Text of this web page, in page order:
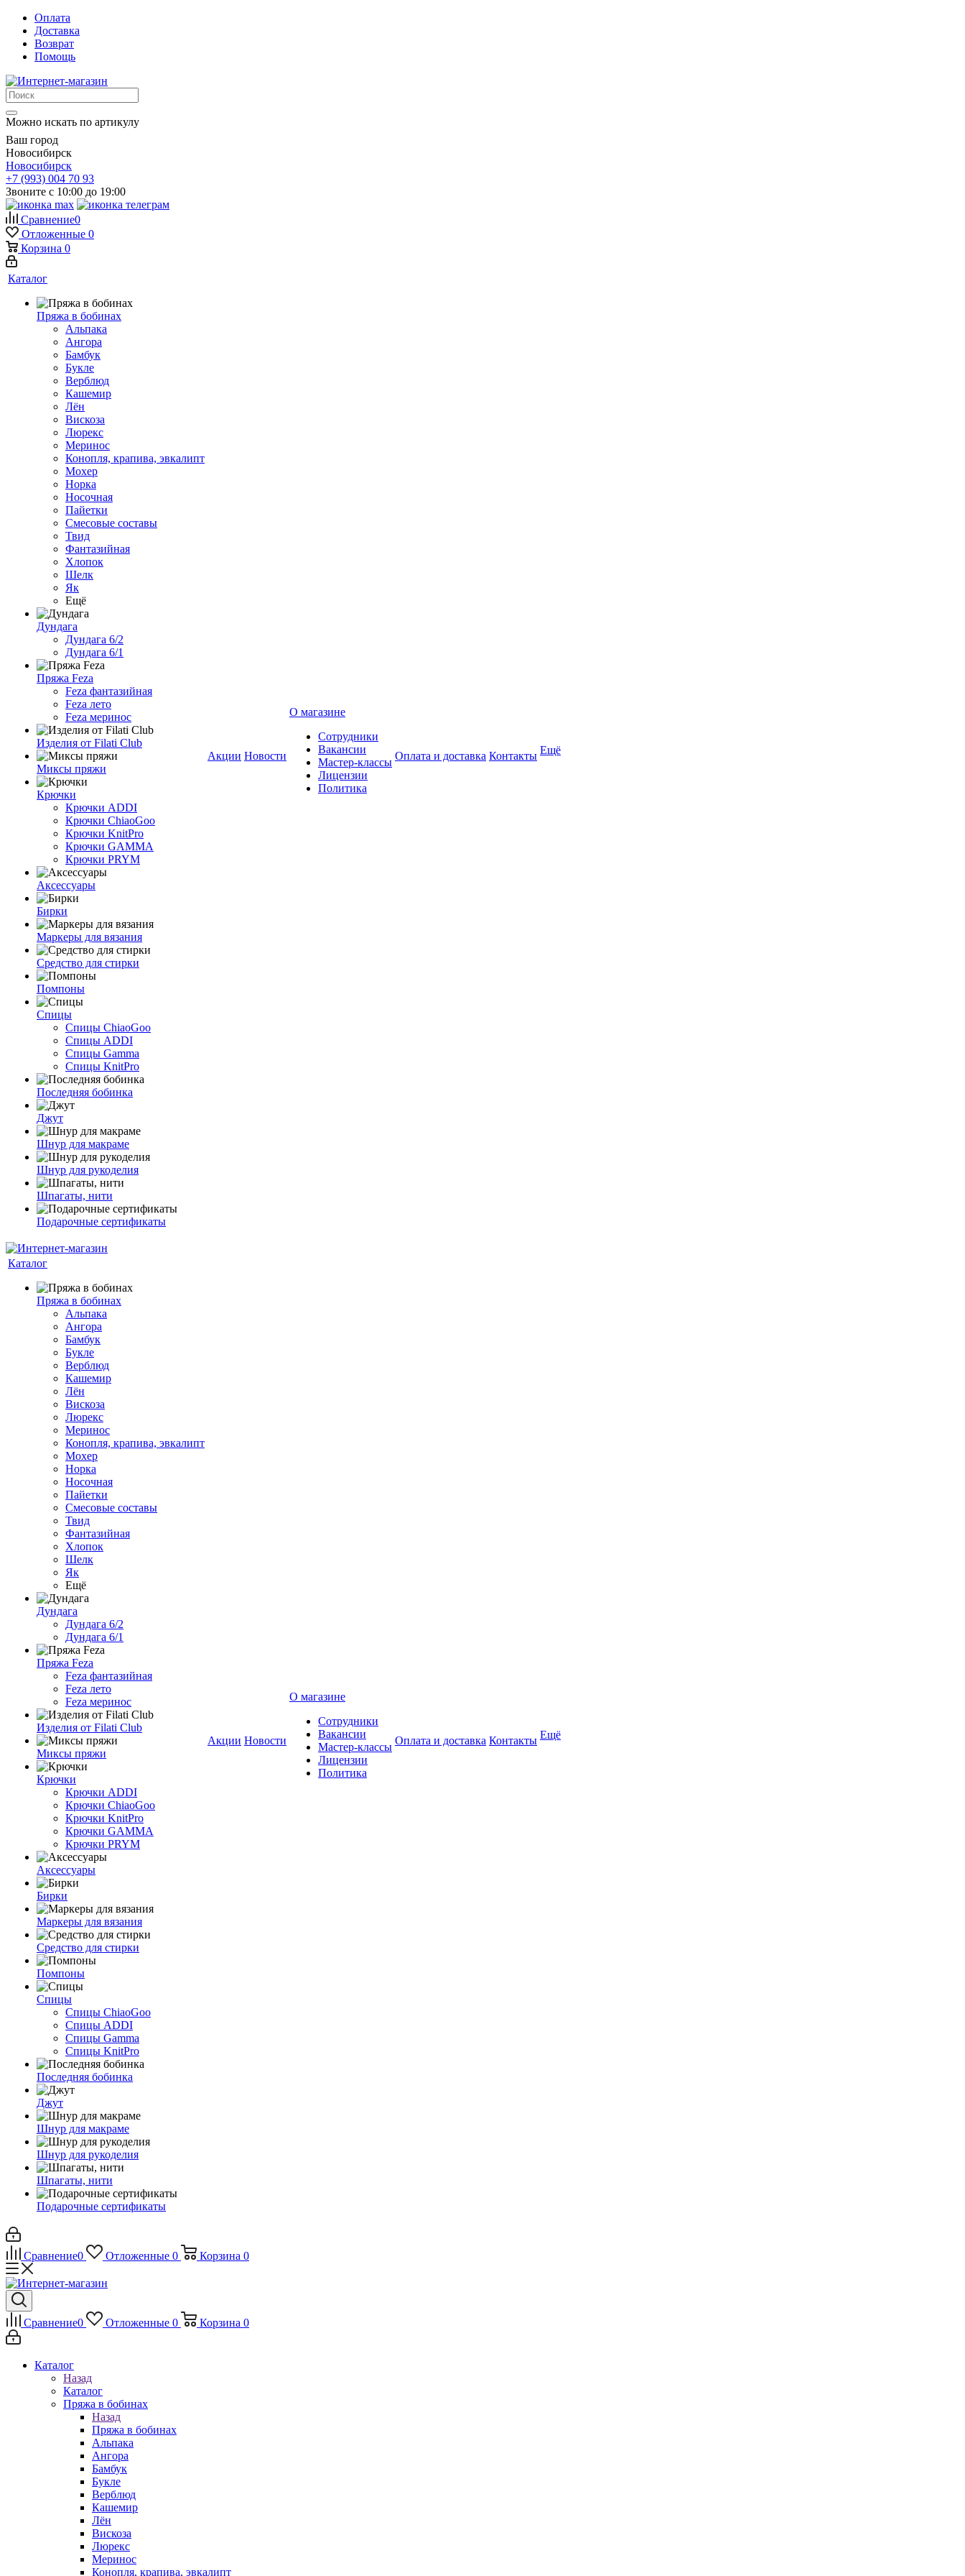
Оплата
Доставка
Возврат
Помощь
Можно искать по артикулу
Ваш город
Новосибирск
Новосибирск
+7 (993) 004 70 93
Звоните с 10:00 до 19:00
Сравнение0
Отложенные 0
Корзина 0
Каталог
Пряжа в бобинах
Альпака
Ангора
Бамбук
Букле
Верблюд
Кашемир
Лён
Вискоза
Люрекс
Меринос
Конопля, крапива, эвкалипт
Мохер
Норка
Носочная
Пайетки
Смесовые составы
Твид
Фантазийная
Хлопок
Шелк
Як
Ещё
Дундага
Дундага 6/2
Дундага 6/1
Пряжа Feza
Feza фантазийная
Feza лето
Feza меринос
Изделия от Filati Club
Миксы пряжи
Крючки
Крючки ADDI
Крючки ChiaoGoo
Крючки KnitPro
Крючки GAMMA
Крючки PRYM
Аксессуары
Бирки
Маркеры для вязания
Средство для стирки
Помпоны
Спицы
Спицы ChiaoGoo
Спицы ADDI
Спицы Gamma
Спицы KnitPro
Последняя бобинка
Джут
Шнур для макраме
Шнур для рукоделия
Шпагаты, нити
Подарочные сертификаты
Акции Новости
О магазине
Сотрудники
Вакансии
Мастер-классы
Лицензии
Политика
Оплата и доставка Контакты Ещё
Каталог
Пряжа в бобинах
Альпака
Ангора
Бамбук
Букле
Верблюд
Кашемир
Лён
Вискоза
Люрекс
Меринос
Конопля, крапива, эвкалипт
Мохер
Норка
Носочная
Пайетки
Смесовые составы
Твид
Фантазийная
Хлопок
Шелк
Як
Ещё
Дундага
Дундага 6/2
Дундага 6/1
Пряжа Feza
Feza фантазийная
Feza лето
Feza меринос
Изделия от Filati Club
Миксы пряжи
Крючки
Крючки ADDI
Крючки ChiaoGoo
Крючки KnitPro
Крючки GAMMA
Крючки PRYM
Аксессуары
Бирки
Маркеры для вязания
Средство для стирки
Помпоны
Спицы
Спицы ChiaoGoo
Спицы ADDI
Спицы Gamma
Спицы KnitPro
Последняя бобинка
Джут
Шнур для макраме
Шнур для рукоделия
Шпагаты, нити
Подарочные сертификаты
Акции Новости
О магазине
Сотрудники
Вакансии
Мастер-классы
Лицензии
Политика
Оплата и доставка Контакты Ещё
Сравнение0 Отложенные 0 Корзина 0
Сравнение0 Отложенные 0 Корзина 0
Каталог
Назад
Каталог
Пряжа в бобинах
Назад
Пряжа в бобинах
Альпака
Ангора
Бамбук
Букле
Верблюд
Кашемир
Лён
Вискоза
Люрекс
Меринос
Конопля, крапива, эвкалипт